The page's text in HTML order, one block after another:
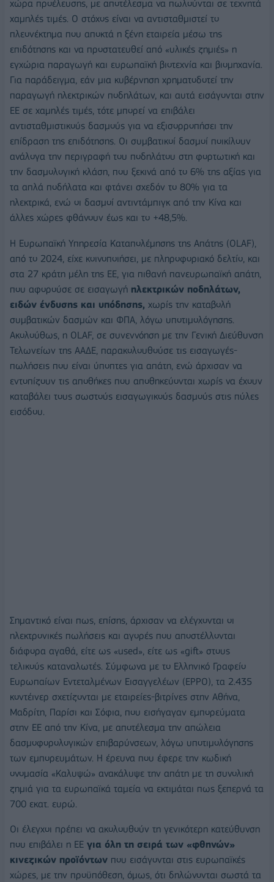
χώρα προέλευσης, με αποτέλεσμα να πωλούνται σε τεχνητά
χαμηλές τιμές. Ο στόχος είναι να αντισταθμιστεί το
πλεονέκτημα που αποκτά η ξένη εταιρεία μέσω της
επιδότησης και να προστατευθεί από «υλικές ζημιές» η
εγχώρια παραγωγή και ευρωπαϊκή βιοτεχνία και βιομηχανία.
Για παράδειγμα, εάν μια κυβέρνηση χρηματοδοτεί την
παραγωγή ηλεκτρικών ποδηλάτων, και αυτά εισάγονται στην
ΕΕ σε χαμηλές τιμές, τότε μπορεί να επιβάλει
αντισταθμιστικούς δασμούς για να εξισορροπήσει την
επίδραση της επιδότησης. Οι συμβατικοί δασμοί ποικίλουν
ανάλογα την περιγραφή του ποδηλάτου στη φορτωτική και
την δασμολογική κλάση, που ξεκινά από το 6% της αξίας για
τα απλά ποδήλατα και φτάνει σχεδόν το 80% για τα
ηλεκτρικά, ενώ οι δασμοί αντιντάμπιγκ από την Κίνα και
άλλες χώρες φθάνουν έως και το +48,5%.
Η Ευρωπαϊκή Υπηρεσία Καταπολέμησης της Απάτης (OLAF),
από το 2024, είχε κοινοποιήσει, με πληροφοριακό δελτίο, και
στα 27 κράτη μέλη της ΕΕ, για πιθανή πανευρωπαϊκή απάτη,
που αφορούσε σε εισαγωγή ηλεκτρικών ποδηλάτων,
ειδών ένδυσης και υπόδησης, χωρίς την καταβολή
συμβατικών δασμών και ΦΠΑ, λόγω υποτιμολόγησης.
Ακολούθως, η OLAF, σε συνεννόηση με την Γενική Διεύθυνση
Τελωνείων της ΑΑΔΕ, παρακολουθούσε τις εισαγωγές-
πωλήσεις που είναι ύποπτες για απάτη, ενώ άρχισαν να
εντοπίζουν τις αποθήκες που αποθηκεύονται χωρίς να έχουν
καταβάλει τους σωστούς εισαγωγικούς δασμούς στις πύλες
εισόδου.
Σημαντικό είναι πως, επίσης, άρχισαν να ελέγχονται οι
ηλεκτρονικές πωλήσεις και αγορές που αποστέλλονται
διάφορα αγαθά, είτε ως «used», είτε ως «gift» στους
τελικούς καταναλωτές. Σύμφωνα με το Ελληνικό Γραφείο
Ευρωπαίων Εντεταλμένων Εισαγγελέων (EPPO), τα 2.435
κοντέινερ σχετίζονται με εταιρείες-βιτρίνες στην Αθήνα,
Μαδρίτη, Παρίσι και Σόφια, που εισήγαγαν εμπορεύματα
στην ΕΕ από την Κίνα, με αποτέλεσμα την απώλεια
δασμοφορολογικών επιβαρύνσεων, λόγω υποτιμολόγησης
των εμπορευμάτων. Η έρευνα που έφερε την κωδική
ονομασία «Καλυψώ» ανακάλυψε την απάτη με τη συνολική
ζημιά για τα ευρωπαϊκά ταμεία να εκτιμάται πως ξεπερνά τα
700 εκατ. ευρώ.
Οι έλεγχοι πρέπει να ακολουθούν τη γενικότερη κατεύθυνση
που επιβάλει η ΕΕ για όλη τη σειρά των «φθηνών»
κινεζικών προϊόντων που εισάγονται στις ευρωπαϊκές
χώρες, με την προϋπόθεση, όμως, ότι δηλώνονται σωστά τα